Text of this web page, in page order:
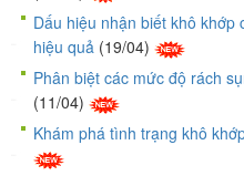
Dấu hiệu nhận biết khô
hiệu quả (19/04)
Phân biệt các mức độ rách
(11/04)
Khám phá tình trạng khô